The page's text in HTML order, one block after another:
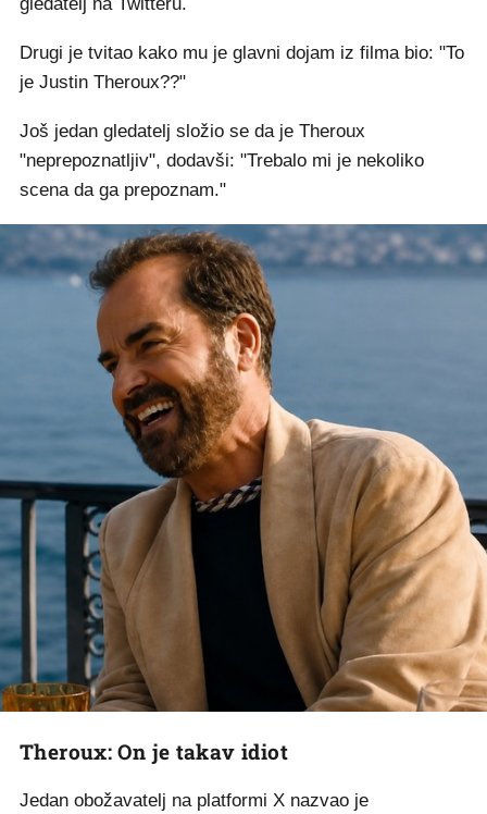
Drugi je tvitao kako mu je glavni dojam iz filma bio: "To
je Justin Theroux??"
Još jedan gledatelj složio se da je Theroux
"neprepoznatljiv", dodavši: "Trebalo mi je nekoliko
scena da ga prepoznam."
Theroux: On je takav idiot
Jedan obožavatelj na platformi X nazvao je